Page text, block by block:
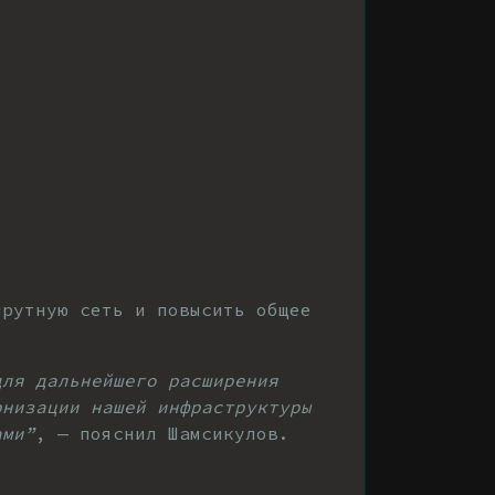
сеть и повысить общее
дальнейшего расширения
нашей инфраструктуры
, — пояснил Шамсикулов.